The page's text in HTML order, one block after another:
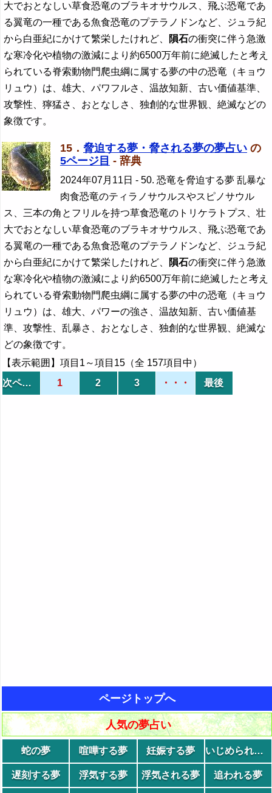
大でおとなしい草食恐竜のブラキオサウルス、飛ぶ恐竜であ
る翼竜の一種である魚食恐竜のプテラノドンなど、ジュラ紀
から白亜紀にかけて繁栄したけれど、
隕石の衝突に伴う急激
な寒冷化や植物の激減により約6500万年前に絶滅したと考え
られている脊索動物門爬虫綱に属する夢の中の恐竜（キョウ
リュウ）は、雄大、パワフルさ、温故知新、古い価値基準、
攻撃性、獰猛さ、おとなしさ、独創的な世界観、絶滅などの
象徴です。
15． 脅迫する夢・脅される夢の夢占い の
5ページ目 - 辞典
2024年07月11日 - 50. 恐竜を脅迫する夢 乱暴な
肉食恐竜のティラノサウルスやスピノサウル
ス、三本の角とフリルを持つ草食恐竜のトリケラトプス、壮
大でおとなしい草食恐竜のブラキオサウルス、飛ぶ恐竜であ
る翼竜の一種である魚食恐竜のプテラノドンなど、ジュラ紀
から白亜紀にかけて繁栄したけれど、
隕石の衝突に伴う急激
な寒冷化や植物の激減により約6500万年前に絶滅したと考え
られている脊索動物門爬虫綱に属する夢の中の恐竜（キョウ
リュウ）は、雄大、パワーの強さ、温故知新、古い価値基
準、攻撃性、乱暴さ、おとなしさ、独創的な世界観、絶滅な
どの象徴です。
【表示範囲】項目1～項目15（全 157項目中）
次ページ
1 2 3 ・・・ 最後
ページトップへ
人気の夢占い
蛇の夢 喧嘩する夢 妊娠する夢 いじめられる夢
遅刻する夢 浮気する夢 浮気される夢 追われる夢